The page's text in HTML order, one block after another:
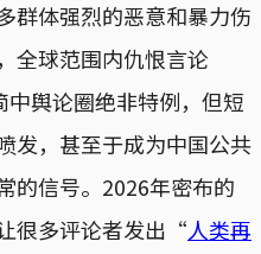
群体强烈的恶意和暴力伤
全球范围内仇恨言论
中舆论圈绝非特例，但短
发，甚至于成为中国公共
的信号。2026年密布的
很多评论者发出“人类再